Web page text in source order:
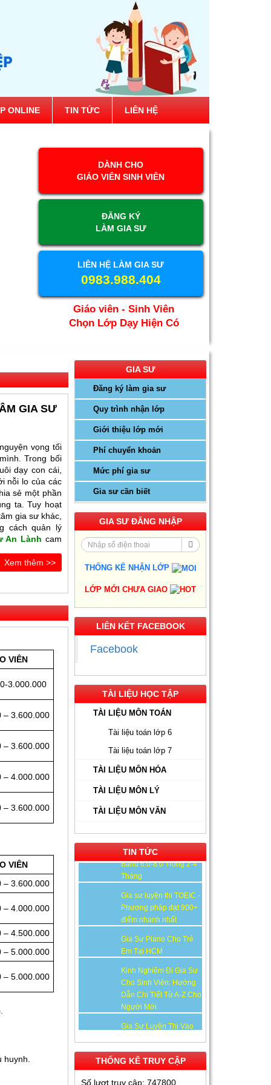
ONLINE TIN TỨC LIÊN HỆ
DÀNH CHO
GIÁO VIÊN SINH VIÊN
ĐĂNG KÝ
LÀM GIA SƯ
LIÊN HỆ LÀM GIA SƯ
0983.988.404
Giáo viên - Sinh Viên
Chọn Lớp Dạy Hiện Có
GIA SƯ
vọng tối
Trong bối
dạy con cái,
nỗi lo của các
sẻ một phần
ta. Tuy hoạt
gia sư khác,
cách quản lý
An Lànhcam
Xem thêm >>
VIÊN
3.000.000
– 3.600.000
– 3.600.000
– 4.000.000
– 3.600.000
VIÊN
– 3.600.000
– 4.000.000
– 4.500.000
– 5.000.000
– 5.000.000
GIA SƯ
Đăng ký làm gia sư
Quy trình nhận lớp
Giới thiệu lớp mới
Phí chuyển khoản
Mức phí gia sư
Gia sư cần biết
GIA SƯ ĐĂNG NHẬP
THỐNG KÊ NHẬN LỚP
LỚP MỚI CHƯA GIAO
LIÊN KẾT FACEBOOK
Facebook
TÀI LIỆU HỌC TẬP
TÀI LIỆU MÔN TOÁN
Tài liệu toán lớp 6
Tài liệu toán lớp 7
TÀI LIỆU MÔN HÓA
TÀI LIỆU MÔN LÝ
TÀI LIỆU MÔN VĂN
TIN TỨC
Gia Sư Luyện Thi IELTS
Band 6.0-8.0 Trong 2-4
Tháng
Gia sư luyện thi TOEIC -
Phương pháp đạt 900+
điểm nhanh nhất
Gia Sư Piano Cho Trẻ
Kinh Nghiệm Đi Gia Sư
Cho Sinh Viên: Hướng
Người Mới
Lớp 10 Tại HCM - Giải
Pháp Đỗ Chuyên - Công
Lập
Gia Sư Online Tại HCM
Pháp Học Hiệu Quả
Ngay Tại Nhà
Gia Sư Tiếng Nhật Cho
Linh Hoạt, Hiệu Quả
Cấp Tốc - Lộ Trình Đạt
Band 6.0-8.0 Trong 2-4
Tháng
Gia sư luyện thi TOEIC -
Phương pháp đạt 900+
điểm nhanh nhất
Gia Sư Piano Cho Trẻ
Em Tại HCM
Kinh Nghiệm Đi Gia Sư
Cho Sinh Viên: Hướng
Dẫn Chi Tiết Từ A-Z Cho
Người Mới
Gia Sư Luyện Thi Vào
Pháp Đỗ Chuyên - Công
Lập
Gia Sư Online Tại HCM
THỐNG KÊ TRUY CẬP
Số lượt truy cập: 747800